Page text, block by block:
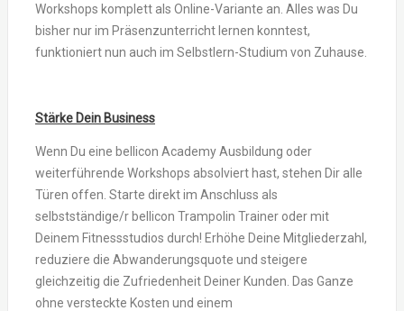
Workshops komplett als Online-Variante an. Alles was Du
bisher nur im Präsenzunterricht lernen konntest,
funktioniert nun auch im Selbstlern-Studium von Zuhause.
Stärke Dein Business
Wenn Du eine bellicon Academy Ausbildung oder
weiterführende Workshops absolviert hast, stehen Dir alle
Türen offen. Starte direkt im Anschluss als
selbstständige/r bellicon Trampolin Trainer oder mit
Deinem Fitnessstudios durch! Erhöhe Deine Mitgliederzahl,
reduziere die Abwanderungsquote und steigere
gleichzeitig die Zufriedenheit Deiner Kunden. Das Ganze
ohne versteckte Kosten und einem